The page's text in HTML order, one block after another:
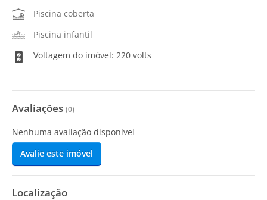
Piscina coberta
Piscina infantil
Voltagem do imóvel: 220 volts
Avaliações (0)
Nenhuma avaliação disponível
Avalie este imóvel
Localização